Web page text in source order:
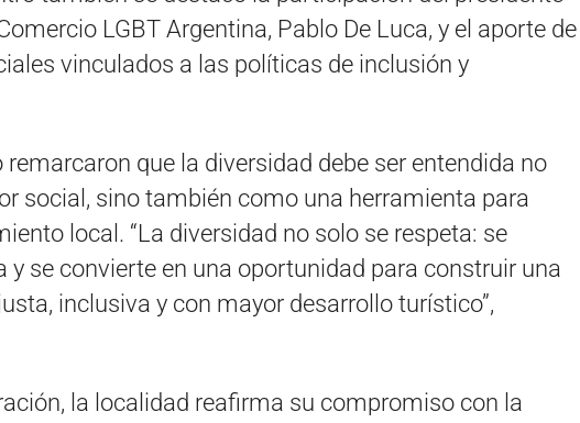
LGBT Argentina, Pablo De Luca, y el aporte de
vinculados a las políticas de inclusión y
remarcaron que la diversidad debe ser entendida no
social, sino también como una herramienta para
local. “La diversidad no solo se respeta: se
y se convierte en una oportunidad para construir una
inclusiva y con mayor desarrollo turístico”,
la localidad reafirma su compromiso con la